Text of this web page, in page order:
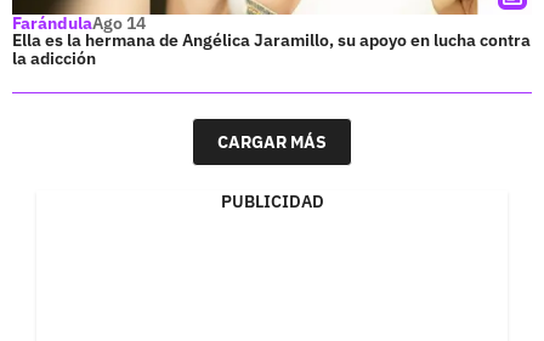
FarándulaAgo 14
Ella es la hermana de Angélica Jaramillo, su apoyo en lucha contra
la adicción
CARGAR MÁS
PUBLICIDAD